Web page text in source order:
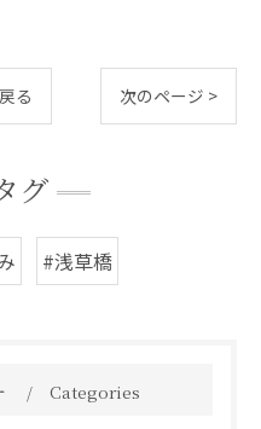
る 次のページ >
グ
#浅草橋
Categories